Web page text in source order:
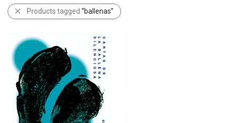
Products tagged “ballenas”